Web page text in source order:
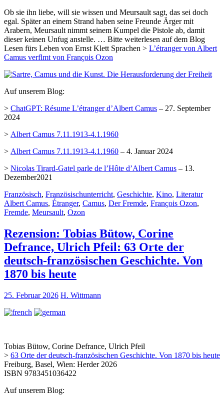
Ob sie ihn liebe, will sie wissen und Meursault sagt, das sei doch
egal. Später an einem Strand haben seine Freunde Ärger mit
Arabern, Meursault nimmt seinem Kumpel die Pistole ab, damit
dieser keinen Unfug anstelle. … Bitte weiterlesen auf dem Blog
Lesen fürs Leben von Ernst Klett Sprachen > L’étranger von Albert
Camus verflmt von François Ozon
Auf unserem Blog:
> ChatGPT: Résume L’étranger d’Albert Camus – 27. September
2024
> Albert Camus 7.11.1913-4.1.1960
> Albert Camus 7.11.1913-4.1.1960 – 4. Januar 2024
> Nicolas Tirard-Gatel parle de l’Hôte d’Albert Camus – 13.
Dezember2021
Französisch, Französischunterricht, Geschichte, Kino, Literatur
Albert Camus, Étranger, Camus, Der Fremde, François Ozon,
Fremde, Meursault, Ozon
Rezension: Tobias Bütow, Corine
Defrance, Ulrich Pfeil: 63 Orte der
deutsch-französischen Geschichte. Von
1870 bis heute
25. Februar 2026 H. Wittmann
Tobias Bütow, Corine Defrance, Ulrich Pfeil
> 63 Orte der deutsch-französischen Geschichte. Von 1870 bis heute
Freiburg, Basel, Wien: Herder 2026
ISBN 9783451036422
Auf unserem Blog: